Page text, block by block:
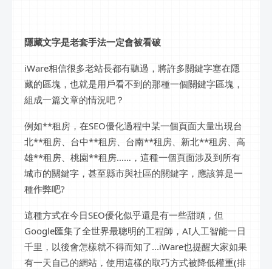
隱藏文字是老套手法一定會被看破
iWare相信很多老站長都有聽過，將許多關鍵字塞在隱
藏的區塊，也就是用戶看不到的那種一個關鍵字區塊，
組成一篇文章的情況吧？
例如**租房，在SEO優化過程中某一個頁面大量出現台
北**租房、台中**租房、台南**租房、新北**租房、高
雄**租房、桃園**租房……，這種一個頁面涉及到所有
城市的關鍵字，甚至縣市與社區的關鍵字，應該算是一
種作弊吧?
這種方式在今日SEO優化似乎還是有一些甜頭，但
Google匯集了全世界最聰明的工程師，AI人工智能一日
千里，以後會怎樣就不得而知了...iWare也提醒大家如果
有一天自己的網站，使用這樣的取巧方式被降低權重(排